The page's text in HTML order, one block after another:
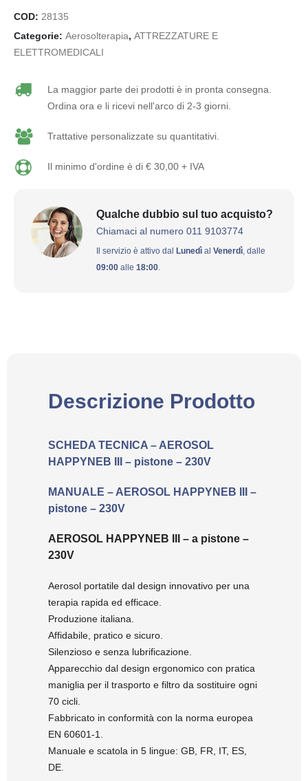
COD: 28135
Categorie: Aerosolterapia, ATTREZZATURE E
ELETTROMEDICALI
La maggior parte dei prodotti è in pronta consegna.
Ordina ora e li ricevi nell'arco di 2-3 giorni.
Trattative personalizzate su quantitativi.
Il minimo d'ordine è di € 30,00 + IVA
Qualche dubbio sul tuo acquisto?
Chiamaci al numero 011 9103774
Il servizio è attivo dal Lunedì al Venerdì, dalle
09:00 alle 18:00.
Descrizione Prodotto
SCHEDA TECNICA – AEROSOL
HAPPYNEB III – pistone – 230V
MANUALE – AEROSOL HAPPYNEB III –
pistone – 230V
AEROSOL HAPPYNEB III – a pistone –
230V
Aerosol portatile dal design innovativo per una
terapia rapida ed efficace.
Produzione italiana.
Affidabile, pratico e sicuro.
Silenzioso e senza lubrificazione.
Apparecchio dal design ergonomico con pratica
maniglia per il trasporto e filtro da sostituire ogni
70 cicli.
Fabbricato in conformità con la norma europea
EN 60601-1.
Manuale e scatola in 5 lingue: GB, FR, IT, ES,
DE.